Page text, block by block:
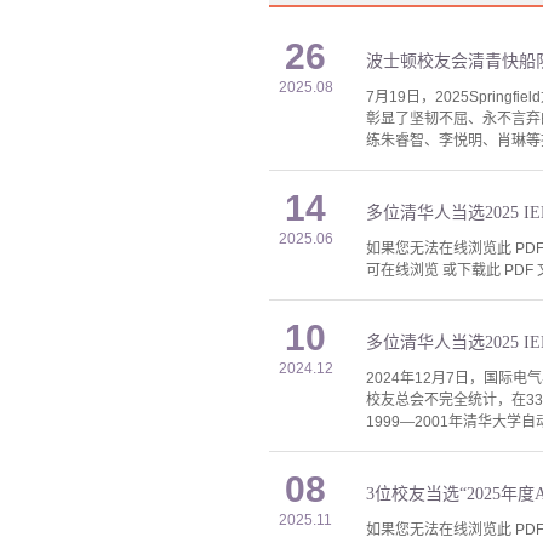
26
2025.08
波士顿校友会清青快船
7月19日，2025Springfield
彰显了坚韧不屈、永不言
练朱睿智、李悦明、肖琳
14
2025.06
多位清华人当选2025
如果您无法在线浏览此
可在线浏览 或下载此 PDF
10
2024.12
多位清华人当选2025
2024年12月7日，国际电
校友总会不完全统计，在
1999—2001年清华大学自
08
2025.11
3位校友当选“2025年度
如果您无法在线浏览此